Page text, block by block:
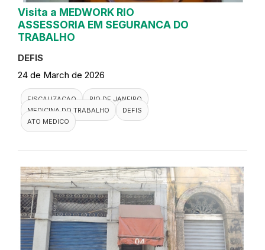
Visita a MEDWORK RIO
ASSESSORIA EM SEGURANCA DO
TRABALHO
DEFIS
24 de March de 2026
FISCALIZACAO
RIO DE JANEIRO
MEDICINA DO TRABALHO
DEFIS
ATO MEDICO